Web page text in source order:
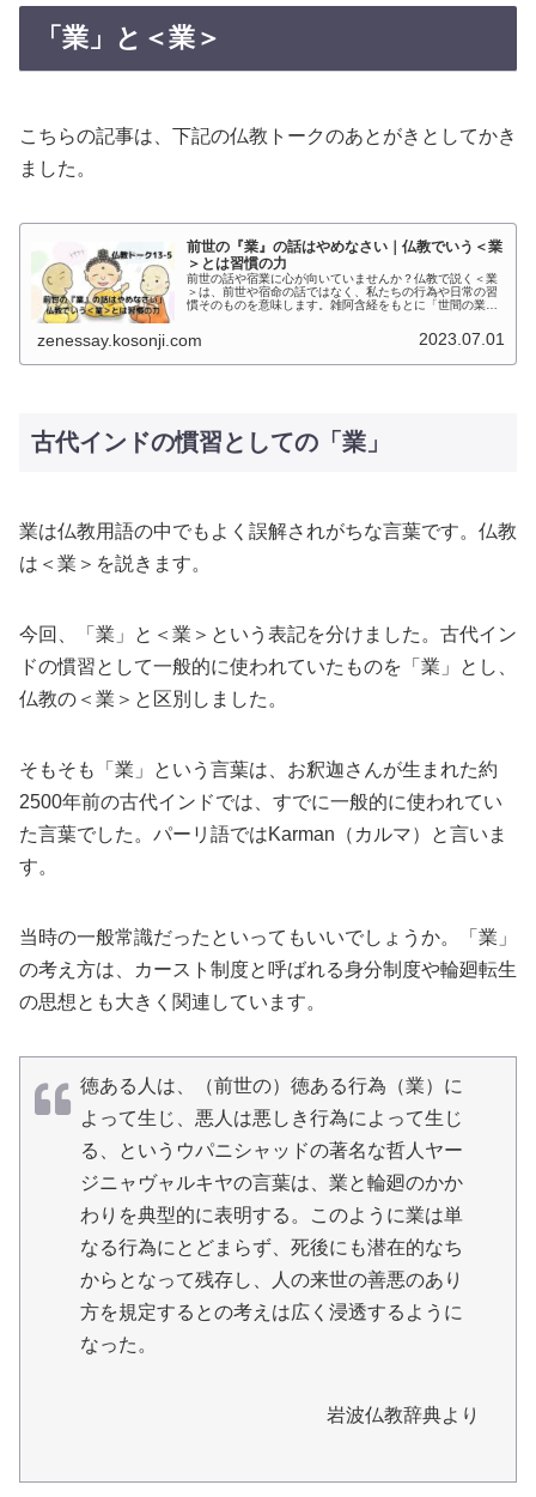
「業」と＜業＞
こちらの記事は、下記の仏教トークのあとがきとしてかき
ました。
前世の『業』の話はやめなさい｜仏教でいう＜業
＞とは習慣の力
前世の話や宿業に心が向いていませんか？仏教で説く＜業
＞は、前世や宿命の話ではなく、私たちの行為や日常の習
慣そのものを意味します。雑阿含経をもとに「世間の業」
どのように私たちに影響するかを解説します。
zenessay.kosonji.com 2023.07.01
古代インドの慣習としての「業」
業は仏教用語の中でもよく誤解されがちな言葉です。仏教
は＜業＞を説きます。
今回、「業」と＜業＞という表記を分けました。古代イン
ドの慣習として一般的に使われていたものを「業」とし、
仏教の＜業＞と区別しました。
そもそも「業」という言葉は、お釈迦さんが生まれた約
2500年前の古代インドでは、すでに一般的に使われてい
た言葉でした。パーリ語ではKarman（カルマ）と言いま
す。
当時の一般常識だったといってもいいでしょうか。「業」
の考え方は、カースト制度と呼ばれる身分制度や輪廻転生
の思想とも大きく関連しています。
徳ある人は、（前世の）徳ある行為（業）に
よって生じ、悪人は悪しき行為によって生じ
る、というウパニシャッドの著名な哲人ヤー
ジニャヴャルキヤの言葉は、業と輪廻のかか
わりを典型的に表明する。このように業は単
なる行為にとどまらず、死後にも潜在的なち
からとなって残存し、人の来世の善悪のあり
方を規定するとの考えは広く浸透するように
なった。
岩波仏教辞典より